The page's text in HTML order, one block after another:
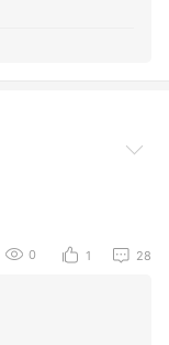
28
1
0